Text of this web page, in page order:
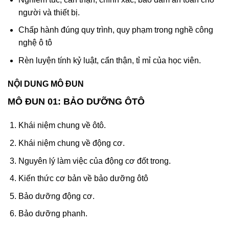
người và thiết bị.
Chấp hành đúng quy trình, quy phạm trong nghề công
nghệ ô tô
Rèn luyện tính kỷ luật, cẩn thận, tỉ mỉ của học viên.
NỘI DUNG MÔ ĐUN
MÔ ĐUN 01: BẢO DƯỠNG ÔTÔ
Khái niệm chung về ôtô.
Khái niệm chung về động cơ.
Nguyên lý làm việc của động cơ đốt trong.
Kiến thức cơ bản về bảo dưỡng ôtô
Bảo dưỡng động cơ.
Bảo dưỡng phanh.